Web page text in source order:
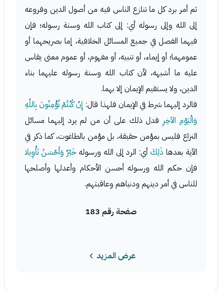
ثم أمر برد كل ما تنازع الناس فيه من أصول الدين وفروعه
إلى الله وإلى رسوله أي: إلى كتاب الله وسنة رسوله؛ فإن
فيهما الفصل في جميع المسائل الخلافية، إما بصريحهما أو
عمومهما؛ أو إيماء، أو تنبيه، أو مفهوم، أو عموم معنى يقاس
عليه ما أشبهه، لأن كتاب الله وسنة رسوله عليهما بناء
الدين، ولا يستقيم الإيمان إلا بهما.
فالرد إليهما شرط في الإيمان فلهذا قال: إِنْ كُنْتُمْ تُؤْمِنُونَ بِاللَّهِ
وَالْيَوْمِ الآخِرِ فدل ذلك على أن من لم يرد إليهما مسائل
النزاع فليس بمؤمن حقيقة، بل مؤمن بالطاغوت، كما ذكر في
الآية بعدها ذَلِكَأي: الرد إلى الله ورسولهخَيْرٌ وَأَحْسَنُ تَأْوِيلا
فإن حكم الله ورسوله أحسن الأحكام وأعدلها وأصلحها
للناس في أمر دينهم ودنياهم وعاقبتهم.
صفحة رقم 183
عرض المزيد